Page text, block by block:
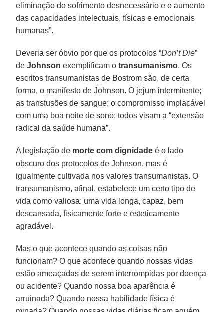
eliminação do sofrimento desnecessário e o aumento
das capacidades intelectuais, físicas e emocionais
humanas”.
Deveria ser óbvio por que os protocolos “Don’t Die”
deJohnson exemplificam otransumanismo. Os
escritos transumanistas de Bostrom são, de certa
forma, o manifesto de Johnson. O jejum intermitente;
as transfusões de sangue; o compromisso implacável
com uma boa noite de sono: todos visam a “extensão
radical da saúde humana”.
A legislação de morte com dignidade é o lado
obscuro dos protocolos de Johnson, mas é
igualmente cultivada nos valores transumanistas. O
transumanismo, afinal, estabelece um certo tipo de
vida como valiosa: uma vida longa, capaz, bem
descansada, fisicamente forte e esteticamente
agradável.
Mas o que acontece quando as coisas não
funcionam? O que acontece quando nossas vidas
estão ameaçadas de serem interrompidas por doença
ou acidente? Quando nossa boa aparência é
arruinada? Quando nossa habilidade física é